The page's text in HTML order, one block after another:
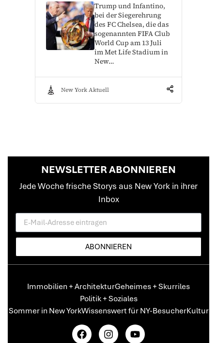
Trump und Infantino,
bei der Siegerehrung
des FC Chelsea, die das
sogenannten FIFA Club
World Cup am 13 Juli
im Met Life Stadium in
New…
New York Aktuell
NEWSLETTER ABONNIEREN
Jede Woche frische Storys aus New York in ihrer
Inbox
ABONNIEREN
Immobilien + ArchitekturGeheimes + Skurriles
Politik + Soziales
Sommer in New YorkWissenswert für NY-BesucherKultur